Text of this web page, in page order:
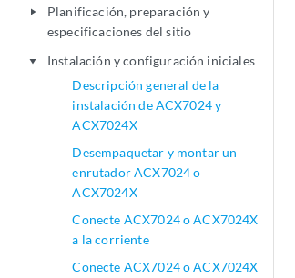
play_arrow
Planificación, preparación y
especificaciones del sitio
play_arrow
Instalación y configuración iniciales
Descripción general de la
instalación de ACX7024 y
ACX7024X
Desempaquetar y montar un
enrutador ACX7024 o
ACX7024X
Conecte ACX7024 o ACX7024X
a la corriente
Conecte ACX7024 o ACX7024X